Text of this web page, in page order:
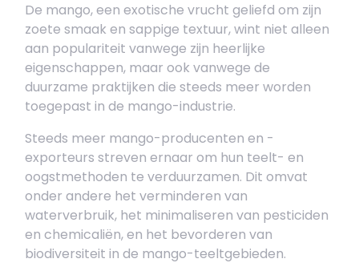
De mango, een exotische vrucht geliefd om zijn
zoete smaak en sappige textuur, wint niet alleen
aan populariteit vanwege zijn heerlijke
eigenschappen, maar ook vanwege de
duurzame praktijken die steeds meer worden
toegepast in de mango-industrie.
Steeds meer mango-producenten en -
exporteurs streven ernaar om hun teelt- en
oogstmethoden te verduurzamen. Dit omvat
onder andere het verminderen van
waterverbruik, het minimaliseren van pesticiden
en chemicaliën, en het bevorderen van
biodiversiteit in de mango-teeltgebieden.